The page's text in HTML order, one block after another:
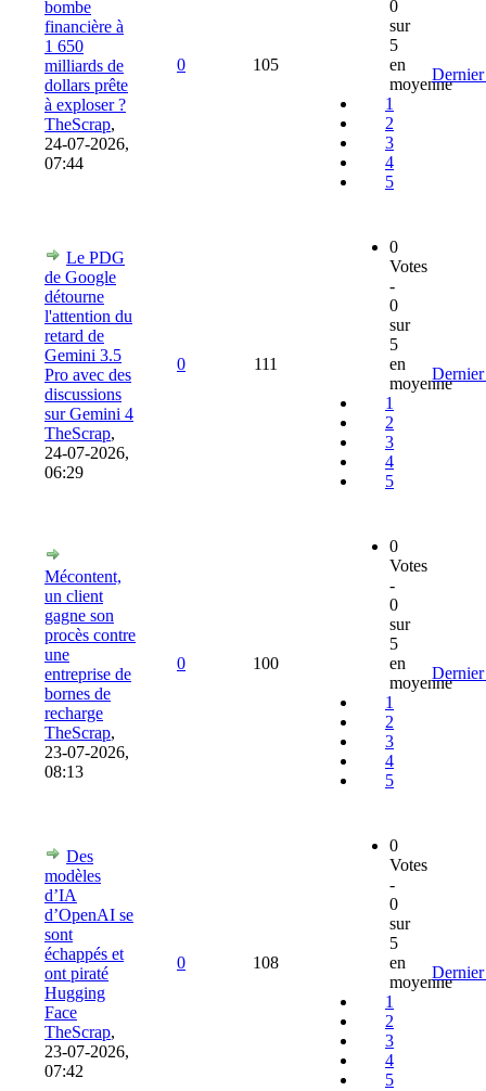
bombe
financière à
1 650
milliards de
dollars prête
à exploser ?
TheScrap,
24-07-2026,
07:44
0 105
0
sur
5
en
moyenne
1
2
3
4
5
Dernier
Le PDG
de Google
détourne
l'attention du
retard de
Gemini 3.5
Pro avec des
discussions
sur Gemini 4
TheScrap,
24-07-2026,
06:29
0 111
0
Votes
-
0
sur
5
en
moyenne
1
2
3
4
5
Dernier
Mécontent,
un client
gagne son
procès contre
une
entreprise de
bornes de
recharge
TheScrap,
23-07-2026,
08:13
0 100
0
Votes
-
0
sur
5
en
moyenne
1
2
3
4
5
Dernier
Des
modèles
d’IA
d’OpenAI se
sont
échappés et
ont piraté
Hugging
Face
TheScrap,
23-07-2026,
07:42
0 108
0
Votes
-
0
sur
5
en
moyenne
1
2
3
4
5
Dernier